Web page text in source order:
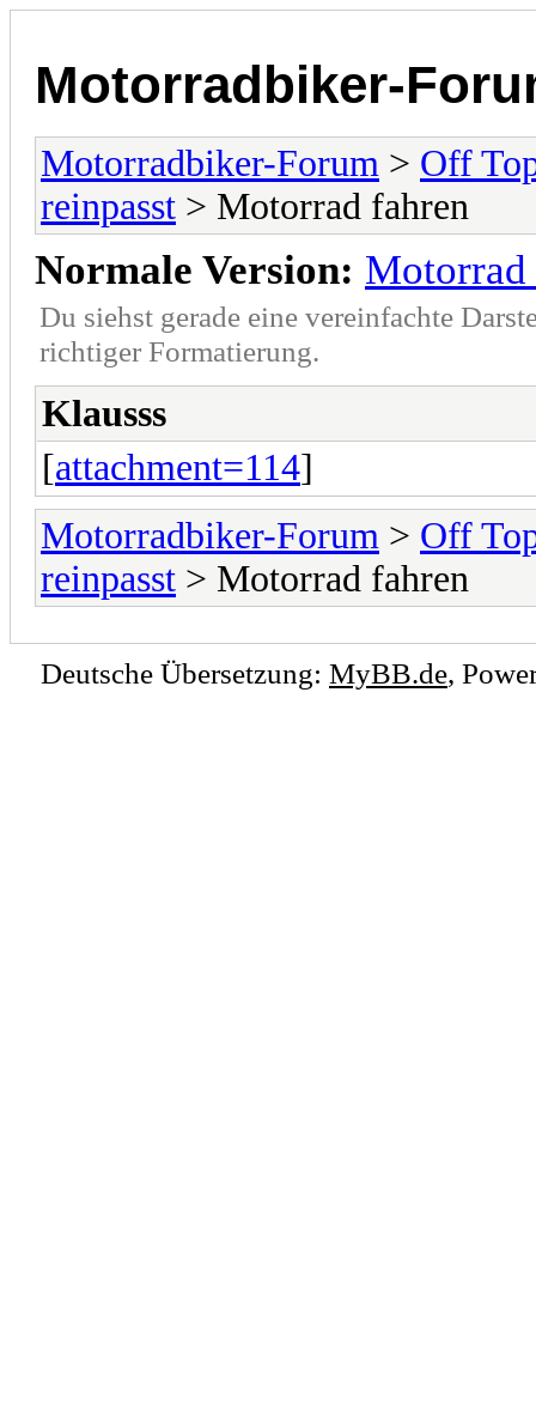
Motorradbiker-
Motorradbiker-Forum > Off
reinpasst > Motorrad fahren
Normale Version: Motorrad
Du siehst gerade eine vereinfachte
richtiger Formatierung.
Klausss
[attachment=114]
Motorradbiker-Forum > Off
reinpasst > Motorrad fahren
Deutsche Übersetzung: MyBB.de,